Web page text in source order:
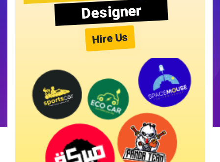
Designer
Hire Us